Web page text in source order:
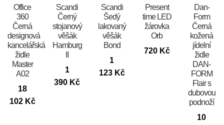
Office
360
Černá
designová
kancelářská
židle
Master
A02
18
102 Kč
Scandi
Černý
stojanový
věšák
Hamburg
1
390 Kč
Scandi
Šedý
lakovaný
věšák
Bond
1
123 Kč
Present
time LED
žárovka
Orb
720 Kč
​​​​​Dan-
Form
Černá
kožená
jídelní
židle
DAN-
FORM
Flair s
dubovou
podnoží
10